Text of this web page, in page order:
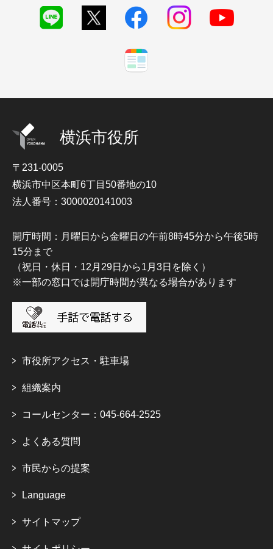
横浜市役所
〒231-0005
横浜市中区本町6丁目50番地の10
法人番号：3000020141003
開庁時間：月曜日から金曜日の午前8時45分から午後5時
15分まで
（祝日・休日・12月29日から1月3日を除く）
※一部の窓口では開庁時間が異なる場合があります
市役所アクセス・駐車場
組織案内
コールセンター：045-664-2525
よくある質問
市民からの提案
Language
サイトマップ